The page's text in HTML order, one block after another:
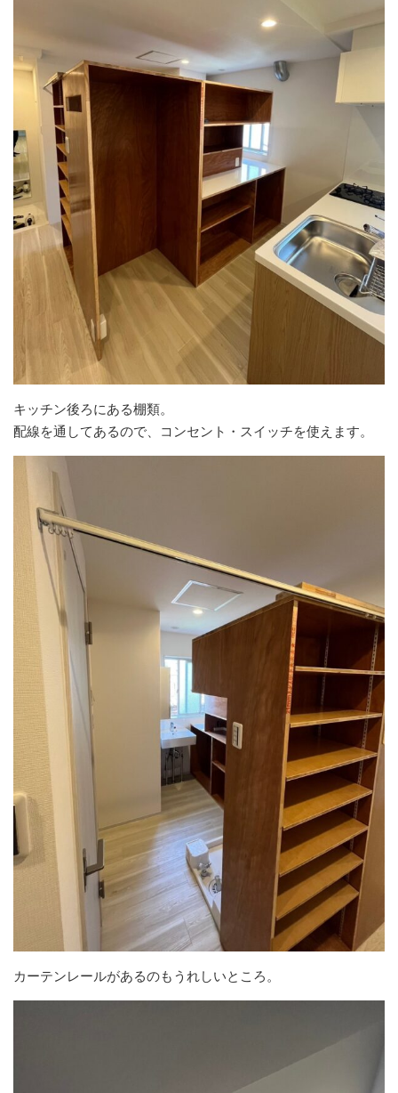
キッチン後ろにある棚類。
配線を通してあるので、コンセント・スイッチを使えます。
カーテンレールがあるのもうれしいところ。